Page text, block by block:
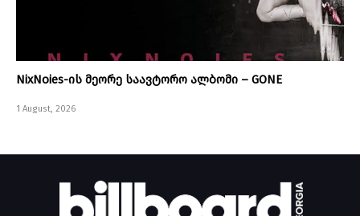
NixNoies-ის მეორე საავტორო ალბომი – GONE
1 August, 2026